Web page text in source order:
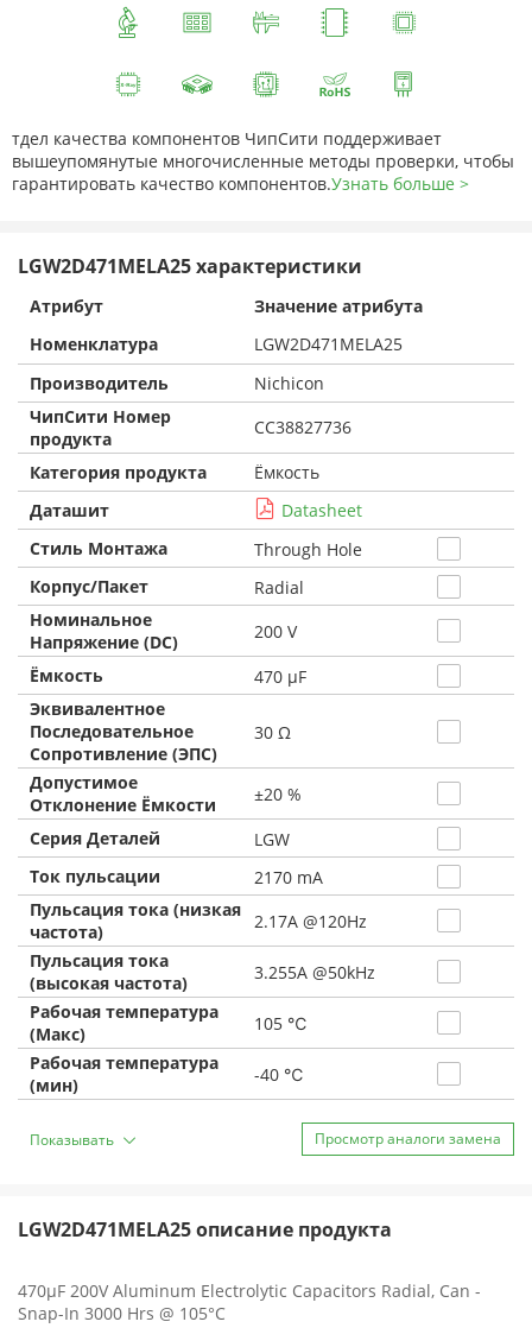
тдел качества компонентов ЧипСити поддерживает
вышеупомянутые многочисленные методы проверки, чтобы
гарантировать качество компонентов.Узнать больше >
LGW2D471MELA25 характеристики
Атрибут
Значение атрибута
Номенклатура
LGW2D471MELA25
Производитель
Nichicon
ЧипСити Номер
продукта
CC38827736
Категория продукта
Ёмкость
Даташит
Datasheet
Стиль Монтажа
Through Hole
Корпус/Пакет
Radial
Номинальное
Напряжение (DC)
200 V
Ёмкость
470 µF
Эквивалентное
Последовательное
Сопротивление (ЭПС)
30 Ω
Допустимое
Отклонение Ёмкости
±20 %
Серия Деталей
LGW
Ток пульсации
2170 mA
Пульсация тока (низкая
частота)
2.17A @120Hz
Пульсация тока
(высокая частота)
3.255A @50kHz
Рабочая температура
(Макс)
105 ℃
Рабочая температура
(мин)
-40 ℃
Показывать Просмотр аналоги замена
LGW2D471MELA25 описание продукта
470µF 200V Aluminum Electrolytic Capacitors Radial, Can -
Snap-In 3000 Hrs @ 105°C